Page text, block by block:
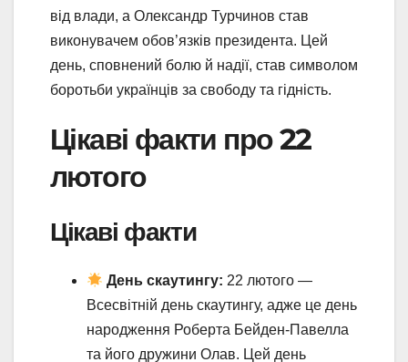
від влади, а Олександр Турчинов став
виконувачем обов’язків президента. Цей
день, сповнений болю й надії, став символом
боротьби українців за свободу та гідність.
Цікаві факти про 22
лютого
Цікаві факти
День скаутингу: 22 лютого —
Всесвітній день скаутингу, адже це день
народження Роберта Бейден-Павелла
та його дружини Олав. Цей день